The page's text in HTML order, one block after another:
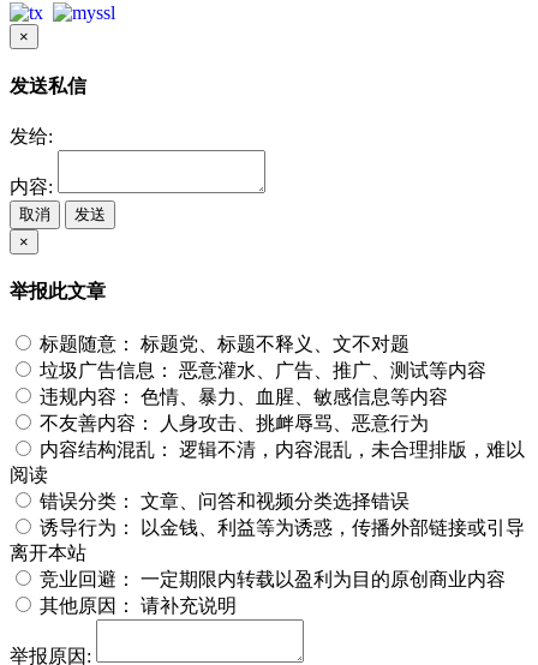
×
发送私信
发给:
内容:
取消
发送
×
举报此文章
标题随意： 标题党、标题不释义、文不对题
垃圾广告信息： 恶意灌水、广告、推广、测试等内容
违规内容： 色情、暴力、血腥、敏感信息等内容
不友善内容：
人身攻击、挑衅辱骂、恶意行为
内容结构混乱： 逻辑不清，内容混乱，未合理排版，难以
阅读
错误分类： 文章、问答和视频分类选择错误
诱导行为：
以金钱、利益等为诱惑，传播外部链接或引导
离开本站
竞业回避： 一定期限内转载以盈利为目的原创商业内容
其他原因： 请补充说明
举报原因: